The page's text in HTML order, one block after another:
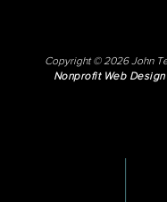
Copyright © 2026 John
Nonprofit Web Design